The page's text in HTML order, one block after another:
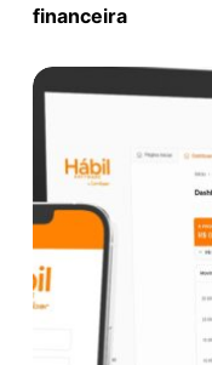
financeira